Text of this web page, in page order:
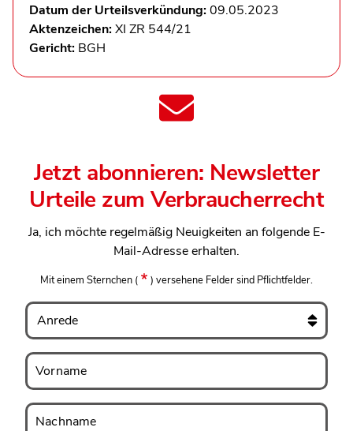
Datum der Urteilsverkündung:09.05.2023
Aktenzeichen:XI ZR 544/21
Gericht: BGH
Jetzt abonnieren: Newsletter
Urteile zum Verbraucherrecht
Ja, ich möchte regelmäßig Neuigkeiten an folgende E-
Mail-Adresse erhalten.
Mit einem Sternchen ( ) versehene Felder sind Pflichtfelder.
Anrede
Vorname
Vorname
Nachname
Nachname